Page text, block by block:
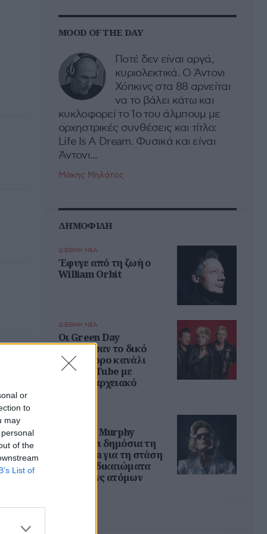
or
to
may
of the
List of
MOOD OF THE DAY
Ποτέ δεν είναι αργά,
κυριολεκτικά. Ο Άντονι
Χόπκινς στα 88 αρνείται
να το βάλει κάτω και
κυκλοφορεί το 1ο του άλμπουμ με
ορχηστρικές συνθέσεις και τίτλο:
Life Is A Dream. Φυσικά και είναι
Άντονι...
Μάκης Μηλάτος
ΔΗΜΟΦΙΛΗ
ΔΙΕΘΝΗ ΝΕΑ
Έφυγε από τη ζωή ο
William Orbit
ΔΙΕΘΝΗ ΝΕΑ
Οι Green Day
απέκτησαν το δικό
τους 24ωρο κανάλι
στο YouTube με
σπάνιο αρχειακό
Η Róisín Murphy
επικρίνει δημόσια τη
Madonna για τη στάση
της στα δικαιώματα
των τρανς ατόμων